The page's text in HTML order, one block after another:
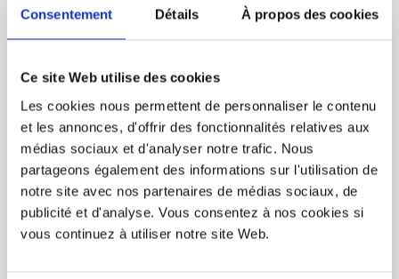
Consentement Détails À propos des cookies
Ce site Web utilise des cookies
Les cookies nous permettent de personnaliser le contenu
et les annonces, d'offrir des fonctionnalités relatives aux
médias sociaux et d'analyser notre trafic. Nous
partageons également des informations sur l'utilisation de
notre site avec nos partenaires de médias sociaux, de
publicité et d'analyse. Vous consentez à nos cookies si
vous continuez à utiliser notre site Web.